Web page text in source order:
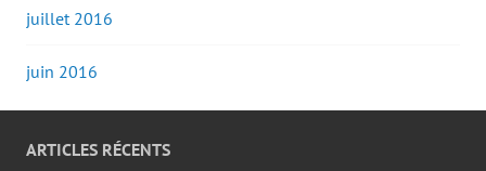
juillet 2016
juin 2016
ARTICLES RÉCENTS